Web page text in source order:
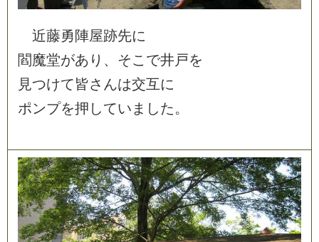
近藤勇陣屋跡先に
閻魔堂があ り 、 そこ で井戸を
見つけて皆さ んは交互に
ポンプを押 してい ま した。